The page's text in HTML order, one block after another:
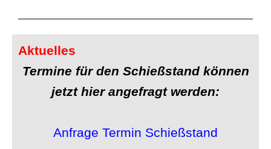
Aktuelles
Termine für den Schießstand können
jetzt hier angefragt werden:
Anfrage Termin Schießstand